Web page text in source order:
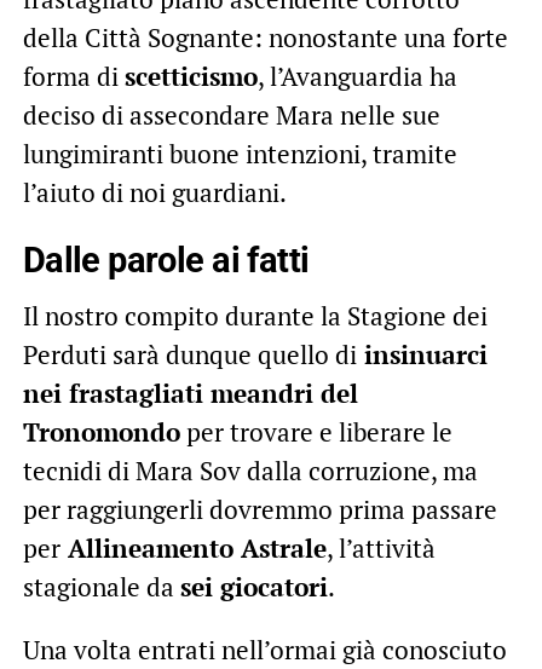
della Città Sognante: nonostante una forte
forma discetticismo, l’Avanguardia ha
deciso di assecondare Mara nelle sue
lungimiranti buone intenzioni, tramite
l’aiuto di noi guardiani.
Dalle parole ai fatti
Il nostro compito durante la Stagione dei
Perduti sarà dunque quello diinsinuarci
nei frastagliati meandri del
Tronomondoper trovare e liberare le
tecnidi di Mara Sov dalla corruzione, ma
per raggiungerli dovremmo prima passare
perAllineamento Astrale, l’attività
stagionale da sei giocatori.
Una volta entrati nell’ormai già conosciuto